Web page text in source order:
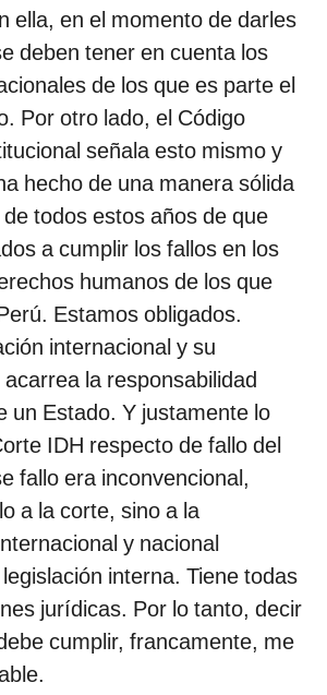
ella, en el momento de darles
deben tener en cuenta los
de los que es parte el
Por otro lado, el Código
señala esto mismo y
hecho de una manera sólida
todos estos años de que
a cumplir los fallos en los
humanos de los que
Estamos obligados.
internacional y su
la responsabilidad
un Estado. Y justamente lo
IDH respecto de fallo del
fallo era inconvencional,
a la corte, sino a la
y nacional
interna. Tiene todas
jurídicas. Por lo tanto, decir
cumplir, francamente, me